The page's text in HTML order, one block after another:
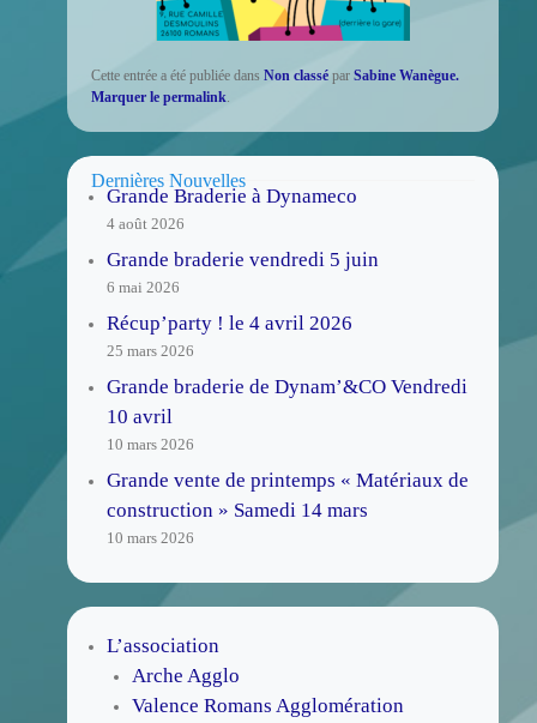
Cette entrée a été publiée dans Non classé par Sabine Wanègue.
Marquer le permalink
Dernières Nouvelles
Grande Braderie à Dynameco
4 août 2026
Grande braderie vendredi 5 juin
6 mai 2026
Récup’party ! le 4 avril 2026
25 mars 2026
Grande braderie de Dynam’&CO Vendredi
10 avril
10 mars 2026
Grande vente de printemps « Matériaux de
construction » Samedi 14 mars
10 mars 2026
L’association
Arche Agglo
Valence Romans Agglomération